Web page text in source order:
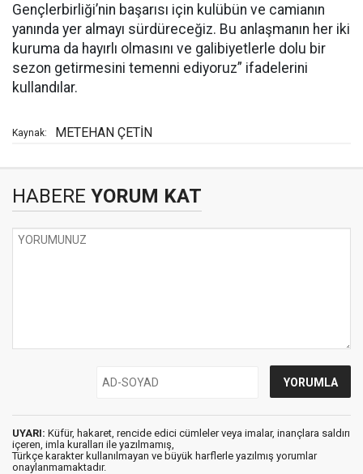
Gençlerbirliği’nin başarısı için kulübün ve camianın
yanında yer almayı sürdüreceğiz. Bu anlaşmanın her iki
kuruma da hayırlı olmasını ve galibiyetlerle dolu bir
sezon getirmesini temenni ediyoruz” ifadelerini
kullandılar.
Kaynak: METEHAN ÇETİN
HABERE YORUM KAT
UYARI: Küfür, hakaret, rencide edici cümleler veya imalar, inançlara saldırı
içeren, imla kuralları ile yazılmamış,
Türkçe karakter kullanılmayan ve büyük harflerle yazılmış yorumlar
onaylanmamaktadır.